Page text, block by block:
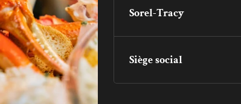
Sorel-Tracy
Siège social